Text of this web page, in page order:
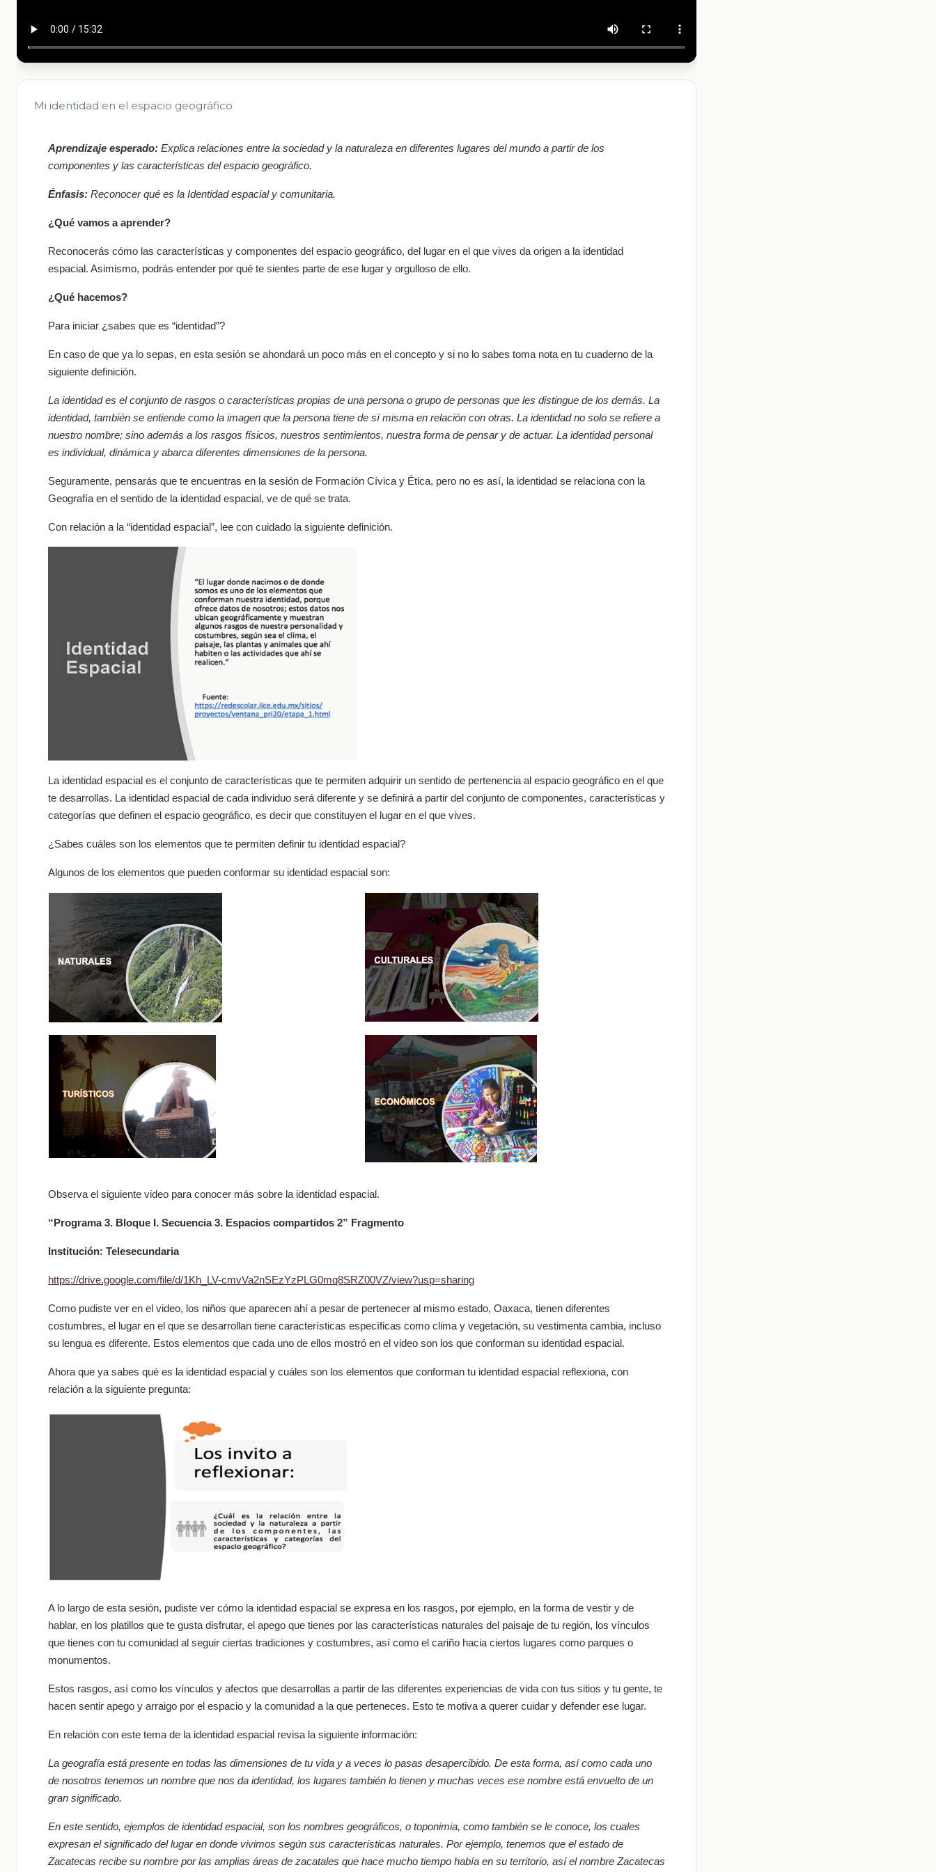
Mi identidad en el espacio geográfico
Aprendizaje esperado: Explica relaciones entre la sociedad y la naturaleza en diferentes lugares del mundo a partir de los
componentes y las características del espacio geográfico.
Énfasis: Reconocer qué es la Identidad espacial y comunitaria.
¿Qué vamos a aprender?
Reconocerás cómo las características y componentes del espacio geográfico, del lugar en el que vives da origen a la identidad
espacial. Asimismo, podrás entender por qué te sientes parte de ese lugar y orgulloso de ello.
¿Qué hacemos?
Para iniciar ¿sabes que es “identidad”?
En caso de que ya lo sepas, en esta sesión se ahondará un poco más en el concepto y si no lo sabes toma nota en tu cuaderno de la
siguiente definición.
La identidad es el conjunto de rasgos o características propias de una persona o grupo de personas que les distingue de los demás. La
identidad, también se entiende como la imagen que la persona tiene de sí misma en relación con otras. La identidad no solo se refiere a
nuestro nombre; sino además a los rasgos físicos, nuestros sentimientos, nuestra forma de pensar y de actuar. La identidad personal
es individual, dinámica y abarca diferentes dimensiones de la persona.
Seguramente, pensarás que te encuentras en la sesión de Formación Cívica y Ética, pero no es así, la identidad se relaciona con la
Geografía en el sentido de la identidad espacial, ve de qué se trata.
Con relación a la “identidad espacial”, lee con cuidado la siguiente definición.
La identidad espacial es el conjunto de características que te permiten adquirir un sentido de pertenencia al espacio geográfico en el que
te desarrollas. La identidad espacial de cada individuo será diferente y se definirá a partir del conjunto de componentes, características y
categorías que definen el espacio geográfico, es decir que constituyen el lugar en el que vives.
¿Sabes cuáles son los elementos que te permiten definir tu identidad espacial?
Algunos de los elementos que pueden conformar su identidad espacial son:
Observa el siguiente video para conocer más sobre la identidad espacial.
“Programa 3. Bloque I. Secuencia 3. Espacios compartidos 2” Fragmento
Institución: Telesecundaria
https://drive.google.com/file/d/1Kh_LV-cmvVa2nSEzYzPLG0mq8SRZ00VZ/view?usp=sharing
Como pudiste ver en el video, los niños que aparecen ahí a pesar de pertenecer al mismo estado, Oaxaca, tienen diferentes
costumbres, el lugar en el que se desarrollan tiene características específicas como clima y vegetación, su vestimenta cambia, incluso
su lengua es diferente. Estos elementos que cada uno de ellos mostró en el video son los que conforman su identidad espacial.
Ahora que ya sabes qué es la identidad espacial y cuáles son los elementos que conforman tu identidad espacial reflexiona, con
relación a la siguiente pregunta:
A lo largo de esta sesión, pudiste ver cómo la identidad espacial se expresa en los rasgos, por ejemplo, en la forma de vestir y de
hablar, en los platillos que te gusta disfrutar, el apego que tienes por las características naturales del paisaje de tu región, los vínculos
que tienes con tu comunidad al seguir ciertas tradiciones y costumbres, así como el cariño hacia ciertos lugares como parques o
monumentos.
Estos rasgos, así como los vínculos y afectos que desarrollas a partir de las diferentes experiencias de vida con tus sitios y tu gente, te
hacen sentir apego y arraigo por el espacio y la comunidad a la que perteneces. Esto te motiva a querer cuidar y defender ese lugar.
En relación con este tema de la identidad espacial revisa la siguiente información:
La geografía está presente en todas las dimensiones de tu vida y a veces lo pasas desapercibido. De esta forma, así como cada uno
de nosotros tenemos un nombre que nos da identidad, los lugares también lo tienen y muchas veces ese nombre está envuelto de un
gran significado.
En este sentido, ejemplos de identidad espacial, son los nombres geográficos, o toponimia, como también se le conoce, los cuales
expresan el significado del lugar en donde vivimos según sus características naturales. Por ejemplo, tenemos que el estado de
Zacatecas recibe su nombre por las amplias áreas de zacatales que hace mucho tiempo había en su territorio, así el nombre Zacatecas